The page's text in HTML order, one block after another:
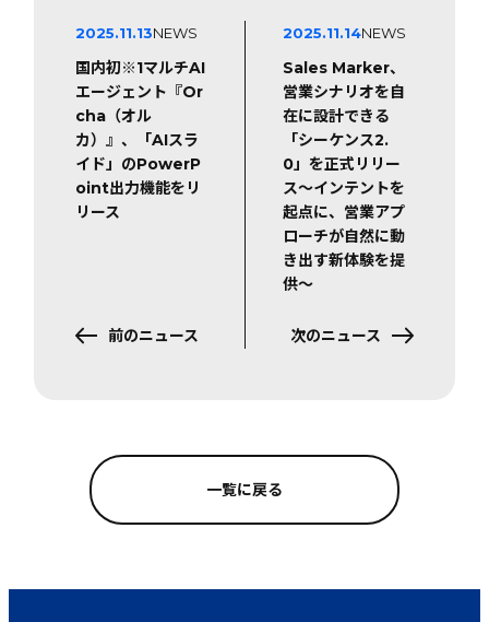
2025.11.13NEWS
国内初※1マルチAI
エージェント『Or
cha（オル
カ）』、「AIスラ
イド」のPowerP
oint出力機能をリ
リース
前のニュース
2025.11.14NEWS
Sales Marker、
営業シナリオを自
在に設計できる
「シーケンス2.
0」を正式リリー
ス〜インテントを
起点に、営業アプ
ローチが自然に動
き出す新体験を提
供〜
次のニュース
一覧に戻る